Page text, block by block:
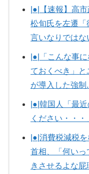
|●|【速報】高
松旬氏を左遷
言いなりではな
|●|「こんな事
ておくべき」
が導入した強制
|●|韓国人「最
ください・・・
|●|消費税減税
首相、「何いっ
きさせるよな屁